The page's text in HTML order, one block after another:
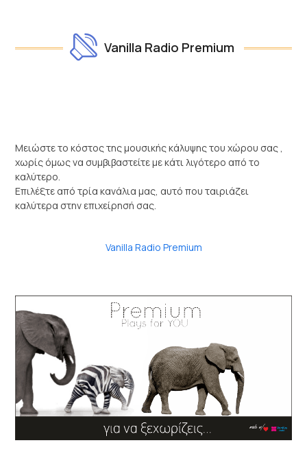
Vanilla Radio Premium
Μειώστε το κόστος της μουσικής κάλυψης του χώρου σας ,
χωρίς όμως να συμβιβαστείτε με κάτι λιγότερο από το
καλύτερο.
Επιλέξτε από τρία κανάλια μας, αυτό που ταιριάζει
καλύτερα στην επιχείρησή σας.
Vanilla Radio Premium